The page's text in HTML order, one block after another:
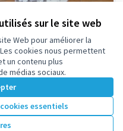
sur le site web
Web pour améliorer la
cookies nous permettent
un contenu plus
médias sociaux.
essentiels
d'arts et de
porté par des
aux nanterriens et
Proposition libre